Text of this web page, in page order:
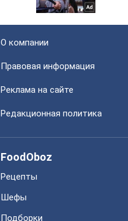
О компании
Правовая информация
Реклама на сайте
Редакционная политика
FoodOboz
Рецепты
Шефы
Подборки